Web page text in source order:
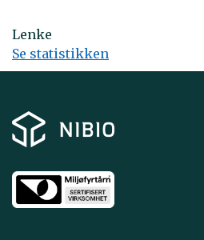
Lenke
Se statistikken